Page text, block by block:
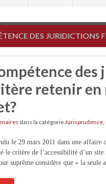
DES JURIDICTIONS
retenir en
dans la catégorieJurisprudence,
le 29 mars 2011 dans une affaire
le critère de l’accessibilité d’un
suprême considère que « la